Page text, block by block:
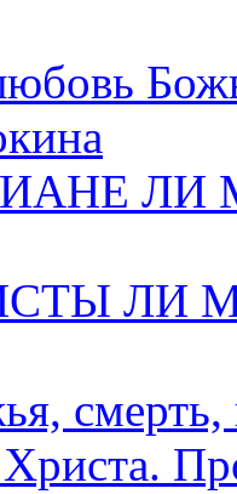
ЛИ
ЛИ
смерть,
Христа.